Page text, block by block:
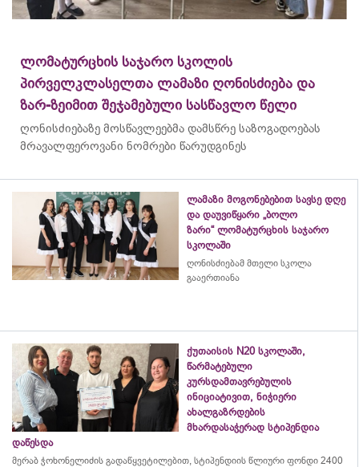
ლომატურცხის საჯარო სკოლის
პირველკლასელთა ლამაზი ღონისძიება და
ზარ-ზეიმით შეჯამებული სასწავლო წელი
ღონისძიებაზე მოსწავლეებმა დამსწრე საზოგადოებას
მრავალფეროვანი ნომრები წარუდგინეს
ლამაზი მოგონებებით სავსე დღე
და დაუვიწყარი „ბოლო
ზარი“ ლომატურცხის საჯარო
სკოლაში
ღონისძიებამ მთელი სკოლა
გააერთიანა
ქუთაისის N20 სკოლაში,
წარმატებული
კურსდამთავრებულის
ინიციატივით, ნიჭიერი
ახალგაზრდების
მხარდასაჭერად სტიპენდია
დაწესდა
მერაბ ჭოხონელიძის გადაწყვეტილებით, სტიპენდიის წლიური ფონდი 2400